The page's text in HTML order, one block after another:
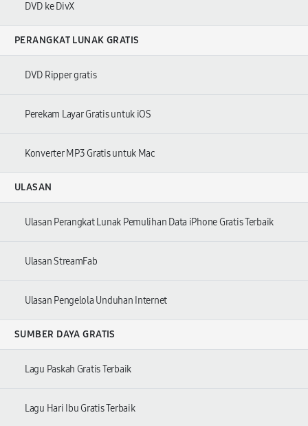
DVD ke DivX
PERANGKAT LUNAK GRATIS
DVD Ripper gratis
Perekam Layar Gratis untuk iOS
Konverter MP3 Gratis untuk Mac
ULASAN
Ulasan Perangkat Lunak Pemulihan Data iPhone Gratis Terbaik
Ulasan StreamFab
Ulasan Pengelola Unduhan Internet
SUMBER DAYA GRATIS
Lagu Paskah Gratis Terbaik
Lagu Hari Ibu Gratis Terbaik